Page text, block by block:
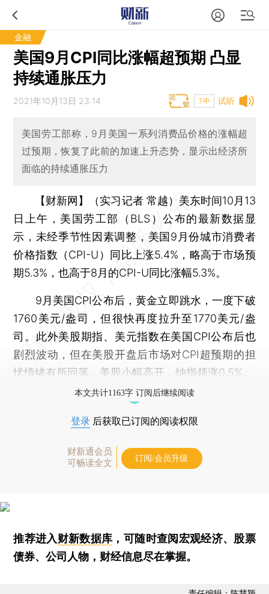
金融
美国9月CPI同比涨幅超预期 凸显
持续通胀压力
试听
2021年10月13日 23:14 T中
美国劳工部称，9月美国一系列消费品价格的涨幅超
过预期，恢复了此前的加速上升态势，显示出经济所
面临的持续通胀压力
【财新网】（实习记者 常越） 美东时间10月13
日上午，美国劳工部（BLS）公布的最新数据显
示，未经季节性因素调整，美国9月份城市消费者
价格指数（CPI-U）同比上涨5.4%，略高于市场预
期5.3%，也高于8月的CPI-U同比涨幅5.3%。
9月美国CPI公布后，黄金立即跳水，一度下破
1760美元/盎司，但很快再度拉升至1770美元/盎
司。此外美股期指、美元指数在美国CPI公布后也
剧烈波动，但在美股开盘后市场对CPI超预期的担
忧情绪有所回落，美股小幅高开，纳指领涨0.5%。
本文共计1163字 订阅后继续阅读
登录 后获取已订阅的阅读权限
财新通会员
可畅读全文
订阅/会员升级
推荐进入财新数据库 ，可随时查阅宏观经济、股票
债券、公司人物，财经信息尽在掌握。